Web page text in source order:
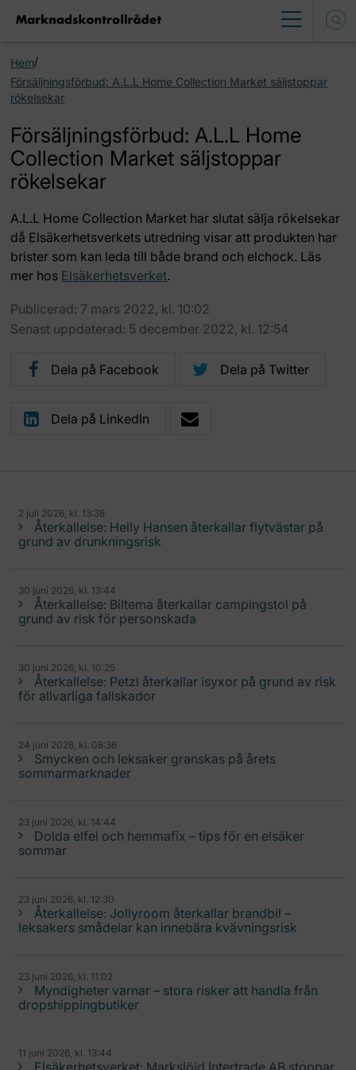
Hem/
Försäljningsförbud: A.L.L Home Collection Market säljstoppar
rökelsekar
Försäljningsförbud: A.L.L Home
Collection Market säljstoppar
rökelsekar
A.L.L Home Collection Market har slutat sälja rökelsekar
då Elsäkerhetsverkets utredning visar att produkten har
brister som kan leda till både brand och elchock. Läs
mer hos Elsäkerhetsverket.
Publicerad: 7 mars 2022, kl. 10:02
Senast uppdaterad: 5 december 2022, kl. 12:54
Dela på Facebook Dela på Twitter
Dela på LinkedIn
2 juli 2026, kl. 13:38
Återkallelse: Helly Hansen återkallar flytvästar på
grund av drunkningsrisk
30 juni 2026, kl. 13:44
Återkallelse: Biltema återkallar campingstol på
grund av risk för personskada
30 juni 2026, kl. 10:25
Återkallelse: Petzl återkallar isyxor på grund av risk
för allvarliga fallskador
24 juni 2026, kl. 08:36
Smycken och leksaker granskas på årets
sommarmarknader
23 juni 2026, kl. 14:44
Dolda elfel och hemmafix – tips för en elsäker
sommar
23 juni 2026, kl. 12:30
Återkallelse: Jollyroom återkallar brandbil –
leksakers smådelar kan innebära kvävningsrisk
23 juni 2026, kl. 11:02
Myndigheter varnar – stora risker att handla från
dropshippingbutiker
11 juni 2026, kl. 13:44
Elsäkerhetsverket: Markslöjd Intertrade AB stoppar